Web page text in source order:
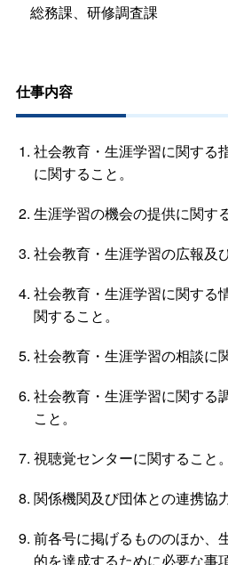
総務課、研修調査課
仕事内容
社会教育・生涯学習に関する
に関すること。
生涯学習の機会の提供に関す
社会教育・生涯学習の広報及
社会教育・生涯学習に関する
関すること。
社会教育・生涯学習の相談に
社会教育・生涯学習に関する
こと。
視聴覚センターに関すること。
関係機関及び団体との連携協
前各号に掲げるもののほか、
的を達成するために必要な事